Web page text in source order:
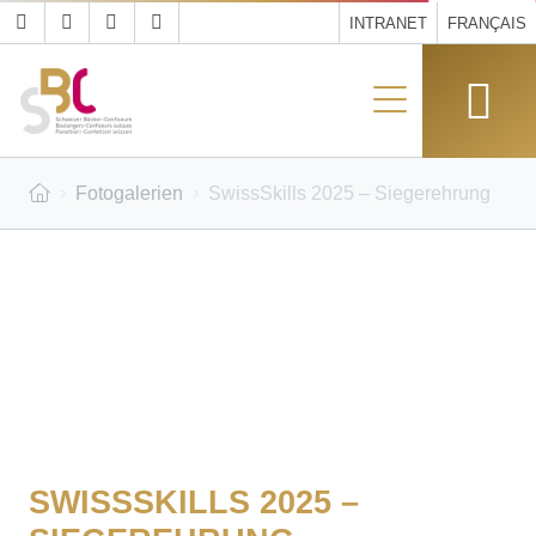
INTRANET FRANÇAIS
Fotogalerien SwissSkills 2025 – Siegerehrung
SWISSSKILLS 2025 –